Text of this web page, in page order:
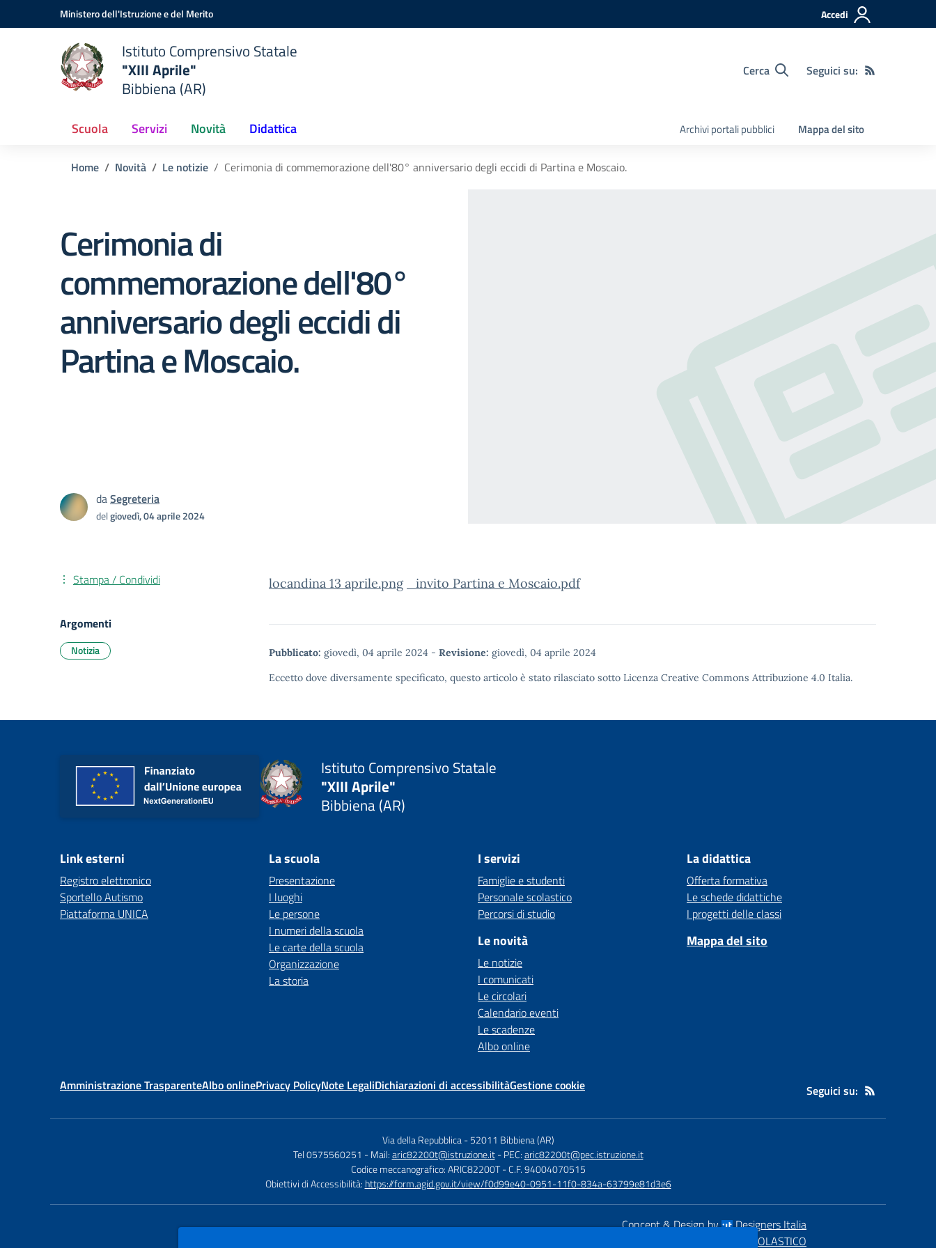
Vai ai contenuti
Vai al menu di navigazioneMinistero dell'Istruzione e del Merito Accedi
Istituto Comprensivo Statale
"XIII Aprile"
Bibbiena (AR)
Cerca Seguici su:
Scuola Servizi Novità Didattica Archivi portali pubblici Mappa del sito
Home Novità Le notizie Cerimonia di commemorazione dell'80° anniversario degli eccidi di Partina e Moscaio.
Cerimonia di
commemorazione dell'80°
anniversario degli eccidi di
Partina e Moscaio.
daSegreteria
delgiovedì, 04 aprile 2024
locandina 13 aprile.png _invito Partina e Moscaio.pdf
Pubblicato: giovedì, 04 aprile 2024 - Revisione: giovedì, 04 aprile 2024
Eccetto dove diversamente specificato, questo articolo è stato rilasciato sotto Licenza Creative Commons Attribuzione 4.0 Italia.
Stampa / Condividi
Argomenti
Notizia
Istituto Comprensivo Statale
"XIII Aprile"
Bibbiena (AR)
Link esterni
Registro elettronico
Sportello Autismo
Piattaforma UNICA
La scuola
Presentazione
I luoghi
Le persone
I numeri della scuola
Le carte della scuola
Organizzazione
La storia
I servizi
Famiglie e studenti
Personale scolastico
Percorsi di studio
Le novità
Le notizie
I comunicati
Le circolari
Calendario eventi
Le scadenze
Albo online
La didattica
Offerta formativa
Le schede didattiche
I progetti delle classi
Mappa del sito
Amministrazione TrasparenteAlbo onlinePrivacy PolicyNote LegaliDichiarazioni di accessibilitàGestione cookie Seguici su:
Via della Repubblica -52011 Bibbiena (AR)
Tel 0575560251 - Mail:aric82200t@istruzione.it - PEC:aric82200t@pec.istruzione.it
Codice meccanografico: ARIC82200T - C.F. 94004070515
Obiettivi di Accessibilità: https://form.agid.gov.it/view/f0d99e40-0951-11f0-834a-63799e81d3e6
Concept & Design by
Designers Italia
SCUOLASTICO